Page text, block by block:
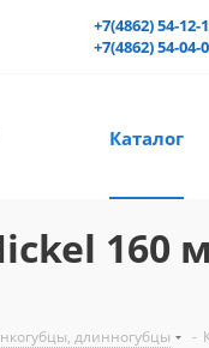
+7(4862) 54-12-
+7(4862) 54-04-
Каталог
длинногубцы -